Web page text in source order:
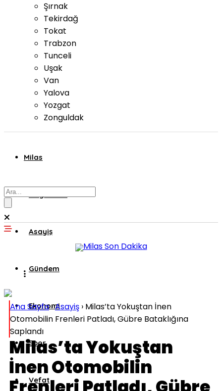
Şırnak
Tekirdağ
Tokat
Trabzon
Tunceli
Uşak
Van
Yalova
Yozgat
Zonguldak
Milas
Muğla’dan
Asayiş
Gündem
Ekonomi
Spor
Vefat
Ana Sayfa›Asayiş › Milas’ta Yokuştan İnen
Otomobilin Frenleri Patladı, Gübre Bataklığına
Saplandı
Milas’ta Yokuştan
İnen Otomobilin